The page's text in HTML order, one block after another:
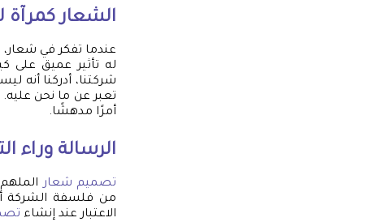
الشعار
عندما تفكر في
له تأثير عميق على
شركتنا، أدركنا
تعبر عن ما نحن عليه.
أمرًا مدهشًا.
الرسالة وراء
تصميم شعارالملهم
من فلسفة الشركة
الاعتبار عند إنشاء